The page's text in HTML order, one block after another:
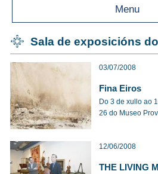
Menu
Sala de exposicións
03/07/2008
Fina Eiros
Do 3 de xullo ao
26 do Museo
12/06/2008
THE LIVING